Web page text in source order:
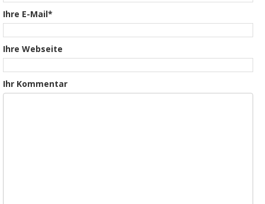
Ihre E-Mail*
Ihre Webseite
Ihr Kommentar